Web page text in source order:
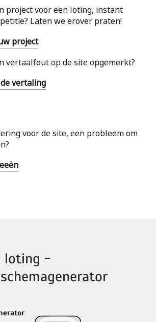
project voor een loting, instant
Laten we erover praten!
project
vertaalfout op de site opgemerkt?
vertaling
voor de site, een probleem om
loting -